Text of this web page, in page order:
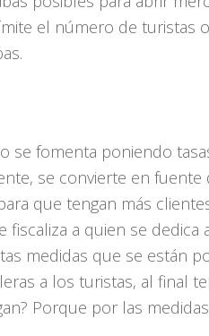
el número de turistas
se fomenta poniendo
se convierte en
que tengan más
fiscaliza a quien se
medidas que se están
a los turistas, al final
Porque por las